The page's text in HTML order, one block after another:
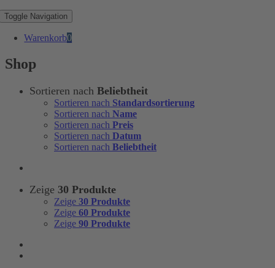
Toggle Navigation
Warenkorb0
Shop
Sortieren nach Beliebtheit
Sortieren nach Standardsortierung
Sortieren nach Name
Sortieren nach Preis
Sortieren nach Datum
Sortieren nach Beliebtheit
Zeige 30 Produkte
Zeige 30 Produkte
Zeige 60 Produkte
Zeige 90 Produkte